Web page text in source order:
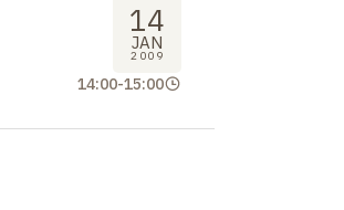
14
JAN
2009
14:00-15:00